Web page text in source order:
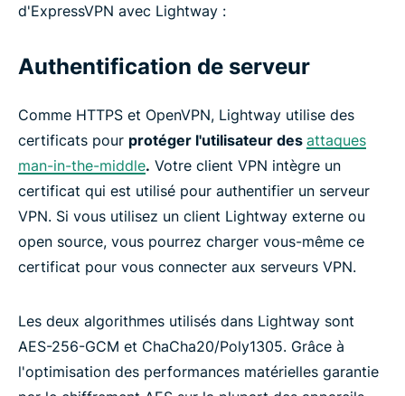
d'ExpressVPN avec Lightway :
Authentification de serveur
Comme HTTPS et OpenVPN, Lightway utilise des
certificats pour protéger l'utilisateur des attaques
man-in-the-middle. Votre client VPN intègre un
certificat qui est utilisé pour authentifier un serveur
VPN. Si vous utilisez un client Lightway externe ou
open source, vous pourrez charger vous-même ce
certificat pour vous connecter aux serveurs VPN.
Les deux algorithmes utilisés dans Lightway sont
AES-256-GCM et ChaCha20/Poly1305. Grâce à
l'optimisation des performances matérielles garantie